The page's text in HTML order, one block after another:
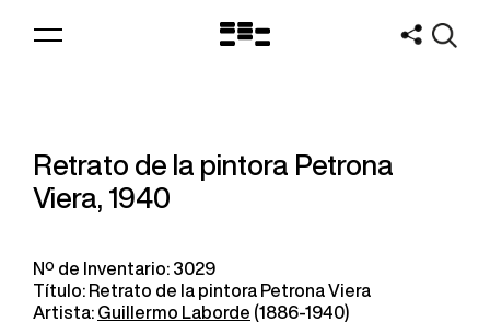
Logo
Retrato de la pintora Petrona
Viera, 1940
Nº de Inventario: 3029
Título: Retrato de la pintora Petrona Viera
Artista: Guillermo Laborde (1886-1940)